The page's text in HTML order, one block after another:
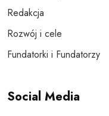
Redakcja
Rozwój i cele
Fundatorki i Fundatorzy
Social Media